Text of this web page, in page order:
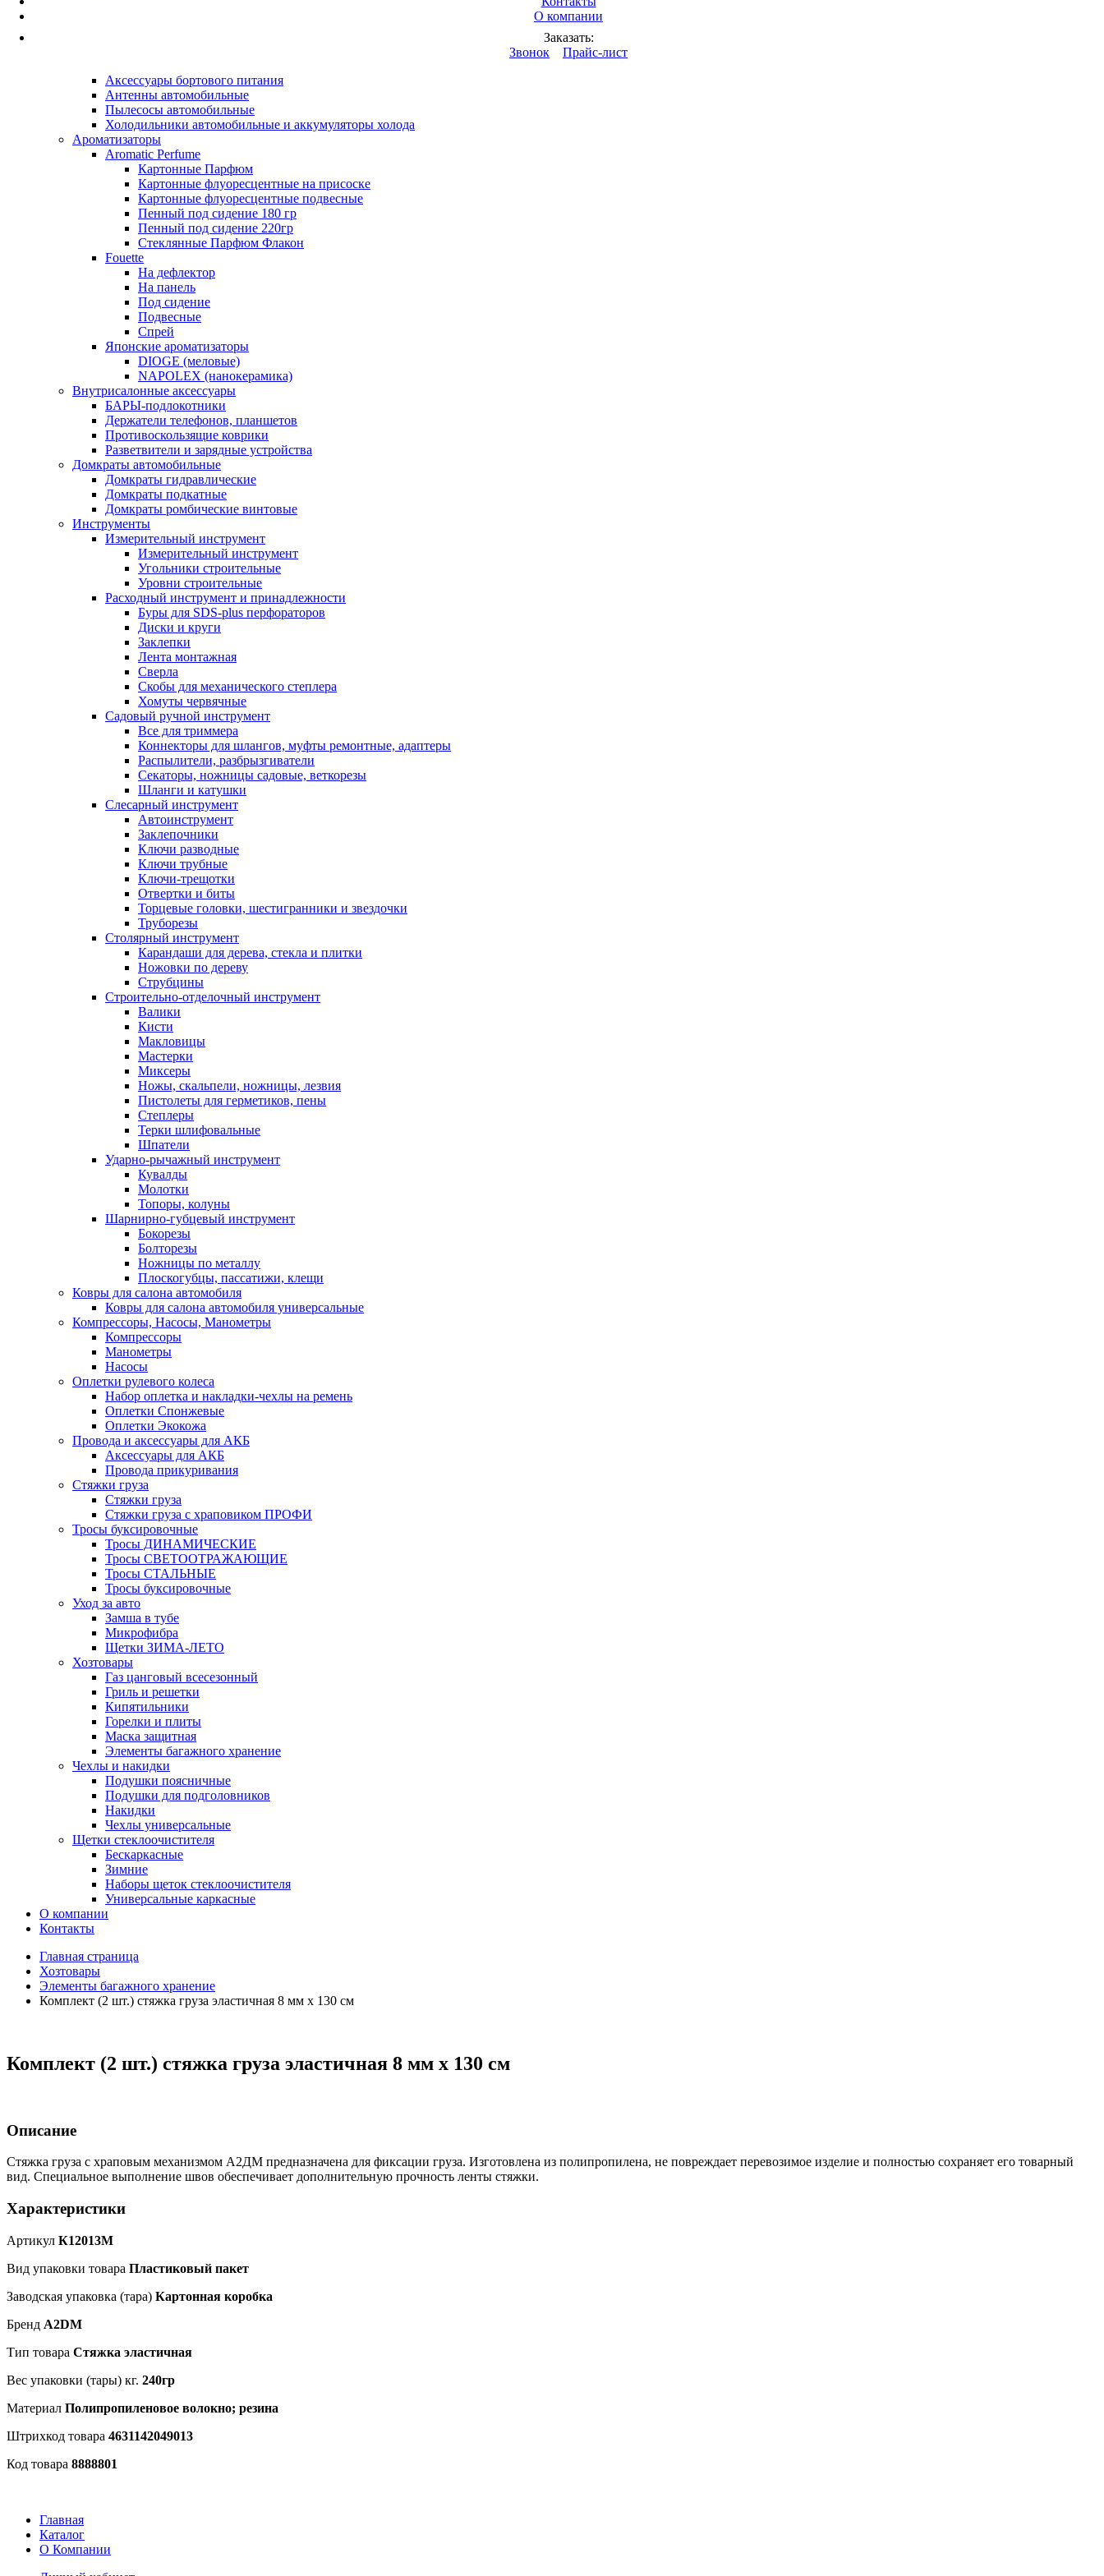
О компании
Заказать:
Звонок
Прайс-лист
Аксессуары бортового питания
Антенны автомобильные
Пылесосы автомобильные
Холодильники автомобильные и аккумуляторы холода
Ароматизаторы
Aromatic Perfume
Картонные Парфюм
Картонные флуоресцентные на присоске
Картонные флуоресцентные подвесные
Пенный под сидение 180 гр
Пенный под сидение 220гр
Стеклянные Парфюм Флакон
Fouette
На дефлектор
На панель
Под сидение
Подвесные
Спрей
Японские ароматизаторы
DIOGE (меловые)
NAPOLEX (нанокерамика)
Внутрисалонные аксессуары
БАРЫ-подлокотники
Держатели телефонов, планшетов
Противоскользящие коврики
Разветвители и зарядные устройства
Домкраты автомобильные
Домкраты гидравлические
Домкраты подкатные
Домкраты ромбические винтовые
Инструменты
Измерительный инструмент
Измерительный инструмент
Угольники строительные
Уровни строительные
Расходный инструмент и принадлежности
Буры для SDS-plus перфораторов
Диски и круги
Заклепки
Лента монтажная
Сверла
Скобы для механического степлера
Хомуты червячные
Садовый ручной инструмент
Все для триммера
Коннекторы для шлангов, муфты ремонтные, адаптеры
Распылители, разбрызгиватели
Секаторы, ножницы садовые, веткорезы
Шланги и катушки
Слесарный инструмент
Автоинструмент
Заклепочники
Ключи разводные
Ключи трубные
Ключи-трещотки
Отвертки и биты
Торцевые головки, шестигранники и звездочки
Труборезы
Столярный инструмент
Карандаши для дерева, стекла и плитки
Ножовки по дереву
Струбцины
Строительно-отделочный инструмент
Валики
Кисти
Макловицы
Мастерки
Миксеры
Ножы, скальпели, ножницы, лезвия
Пистолеты для герметиков, пены
Степлеры
Терки шлифовальные
Шпатели
Ударно-рычажный инструмент
Кувалды
Молотки
Топоры, колуны
Шарнирно-губцевый инструмент
Бокорезы
Болторезы
Ножницы по металлу
Плоскогубцы, пассатижи, клещи
Ковры для салона автомобиля
Ковры для салона автомобиля универсальные
Компрессоры, Насосы, Манометры
Компрессоры
Манометры
Насосы
Оплетки рулевого колеса
Набор оплетка и накладки-чехлы на ремень
Оплетки Спонжевые
Оплетки Экокожа
Провода и аксессуары для АКБ
Аксессуары для АКБ
Провода прикуривания
Стяжки груза
Стяжки груза
Стяжки груза с храповиком ПРОФИ
Тросы буксировочные
Тросы ДИНАМИЧЕСКИЕ
Тросы СВЕТООТРАЖАЮЩИЕ
Тросы СТАЛЬНЫЕ
Тросы буксировочные
Уход за авто
Замша в тубе
Микрофибра
Щетки ЗИМА-ЛЕТО
Хозтовары
Газ цанговый всесезонный
Гриль и решетки
Кипятильники
Горелки и плиты
Маска защитная
Элементы багажного хранение
Чехлы и накидки
Подушки поясничные
Подушки для подголовников
Накидки
Чехлы универсальные
Щетки стеклоочистителя
Бескаркасные
Зимние
Наборы щеток стеклоочистителя
Универсальные каркасные
О компании
Контакты
Главная страница
Хозтовары
Элементы багажного хранение
Комплект (2 шт.) стяжка груза эластичная 8 мм х 130 см
Комплект (2 шт.) стяжка груза эластичная 8 мм х 130 см
Описание
Стяжка груза с храповым механизмом А2ДМ предназначена для фиксации груза. Изготовлена из полипропилена, не повреждает перевозимое изделие и полностью сохраняет его товарный
вид. Специальное выполнение швов обеспечивает дополнительную прочность ленты стяжки.
Характеристики
Артикул К12013M
Вид упаковки товара Пластиковый пакет
Заводская упаковка (тара) Картонная коробка
Бренд A2DM
Тип товара Стяжка эластичная
Вес упаковки (тары) кг. 240гр
Материал Полипропиленовое волокно; резина
Штрихкод товара 4631142049013
Код товара 8888801
Главная
Каталог
О Компании